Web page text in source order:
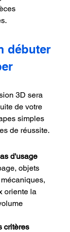
débuter
3D sera
de votre
simples
de réussite.
d'usage
objets
oriente la
critères